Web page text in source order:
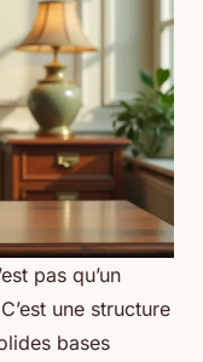
pas qu’un
une structure
bases